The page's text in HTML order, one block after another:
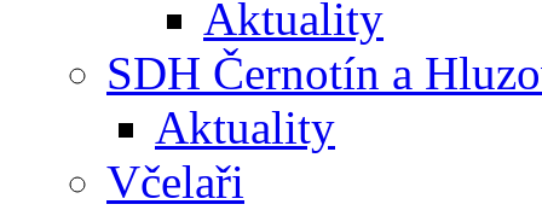
Aktuality
SDH Černotín a
Aktuality
Včelaři